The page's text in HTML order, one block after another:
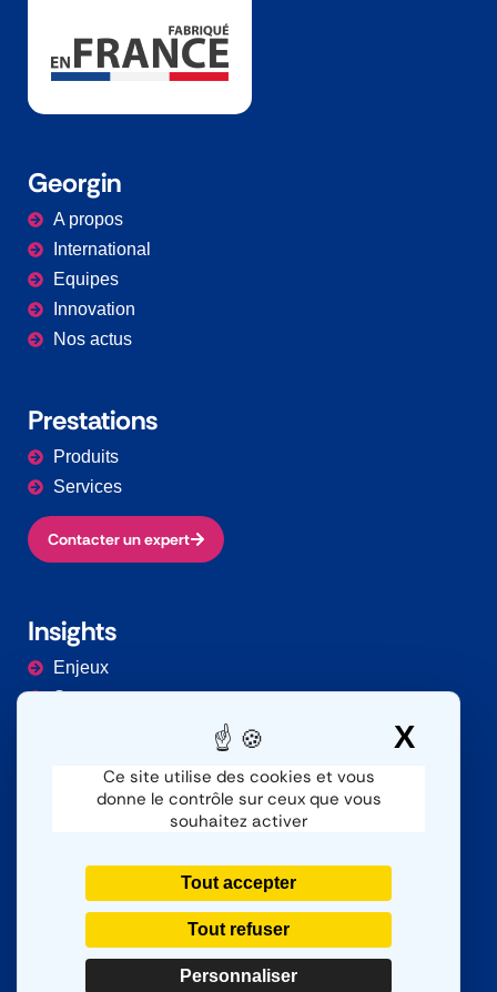
Ce site utilise des cookies et vous
donne le contrôle sur ceux que vous
souhaitez activer
Tout accepter
Tout refuser
Personnaliser
X
Georgin
A propos
International
Equipes
Innovation
Nos actus
Prestations​
Produits
Services
Contacter un expert
Insights
Enjeux
Secteurs
Contacter
SAV
Nous rejoindre